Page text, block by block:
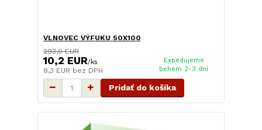
VLNOVEC VÝFUKU 50X100
293,0 EUR
10,2 EUR/ks
8,3 EUR bez DPH
Expedujeme
behem 2-3 dní
Pridať do košíka